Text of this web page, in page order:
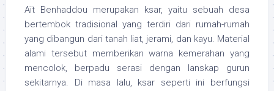
Aït Benhaddou merupakan ksar, yaitu sebuah desa
bertembok tradisional yang terdiri dari rumah-rumah
yang dibangun dari tanah liat, jerami, dan kayu. Material
alami tersebut memberikan warna kemerahan yang
mencolok, berpadu serasi dengan lanskap gurun
sekitarnya. Di masa lalu, ksar seperti ini berfungsi